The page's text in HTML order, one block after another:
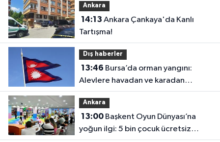
Ankara
14:13
Tartışma!
Dış haberler
13:46
Alevlere havadan ve karadan
müdahale
Ankara
13:00Başkent Oyun Dünyası’na
yoğun ilgi: 5 bin çocuk ücretsiz